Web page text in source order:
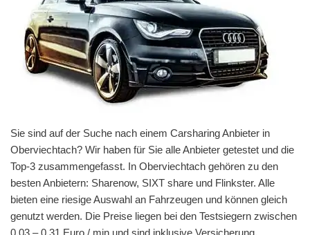
Sie sind auf der Suche nach einem Carsharing Anbieter in
Oberviechtach? Wir haben für Sie alle Anbieter getestet und die
Top-3 zusammengefasst. In Oberviechtach gehören zu den
besten Anbietern: Sharenow, SIXT share und Flinkster. Alle
bieten eine riesige Auswahl an Fahrzeugen und können gleich
genutzt werden. Die Preise liegen bei den Testsiegern zwischen
0,03 – 0,31 Euro / min und sind inklusive Versicherung,